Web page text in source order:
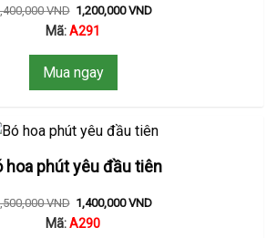
VND 1,200,000VND
Mã:A291
Mua ngay
hoa phút yêu đầu tiên
VND 1,400,000VND
Mã:A290